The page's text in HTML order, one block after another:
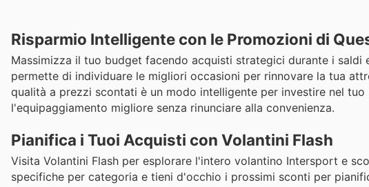
Risparmio Intelligente con le Promozioni di
Massimizza il tuo budget facendo acquisti strategici durante i
permette di individuare le migliori occasioni per rinnovare la tua
qualità a prezzi scontati è un modo intelligente per investire nel
l'equipaggiamento migliore senza rinunciare alla convenienza.
Pianifica i Tuoi Acquisti con Volantini Flash
Visita Volantini Flash per esplorare l'intero volantino Intersport e
specifiche per categoria e tieni d'occhio i prossimi sconti per